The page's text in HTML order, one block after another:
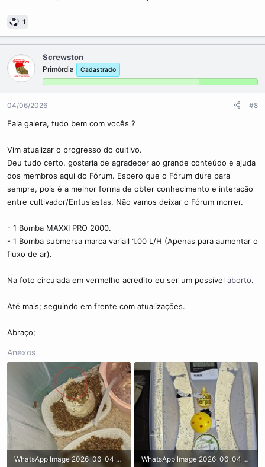
1
Screwston
Primórdia Cadastrado
04/06/2026 #8
Fala galera, tudo bem com vocês ?
Vim atualizar o progresso do cultivo.
Deu tudo certo, gostaria de agradecer ao grande conteúdo e ajuda
dos membros aqui do Fórum. Espero que o Fórum dure para
sempre, pois é a melhor forma de obter conhecimento e interação
entre cultivador/Entusiastas. Não vamos deixar o Fórum morrer.
- 1 Bomba MAXXI PRO 2000.
- 1 Bomba submersa marca variall 1.00 L/H (Apenas para aumentar o
fluxo de ar).
Na foto circulada em vermelho acredito eu ser um possível aborto.
Até mais; seguindo em frente com atualizações.
Abraço;
Anexos
WhatsApp Image 2026-06-04 at 11.03.28 (3).jpeg
WhatsApp Image 2026-06-04 at 11.03.27.jpeg